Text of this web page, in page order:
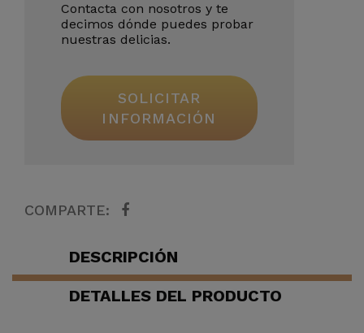
Contacta con nosotros y te
decimos dónde puedes probar
nuestras delicias.
SOLICITAR
INFORMACIÓN
COMPARTE:
DESCRIPCIÓN
DETALLES DEL PRODUCTO